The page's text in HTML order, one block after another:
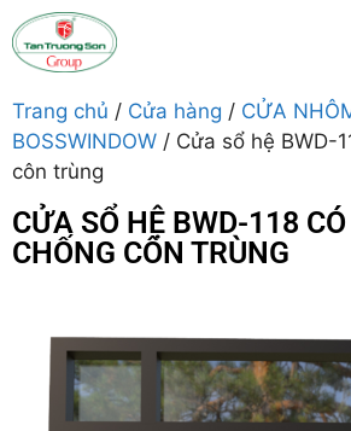
Trang chủ / Cửa hàng / CỬA
BOSSWINDOW / Cửa sổ hệ BWD-
côn trùng
CỬA SỔ HỆ BWD-118
CHỐNG CÔN TRÙNG